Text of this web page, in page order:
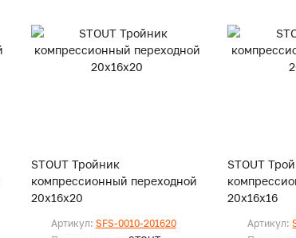
STOUT Тройник
компрессионный переходной
20х16х20
Артикул: SFS-0010-201620
STOUT
20х16х16
Артикул: